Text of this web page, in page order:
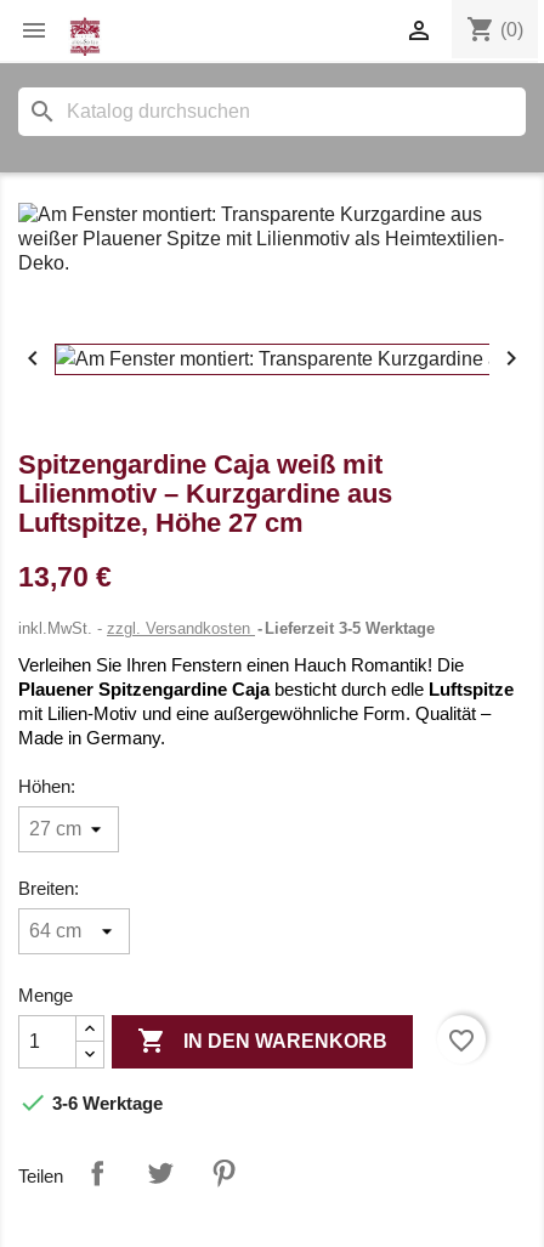
 shopping_cart (0)

search
 
Spitzengardine Caja weiß mit
Lilienmotiv – Kurzgardine aus
Luftspitze, Höhe 27 cm
13,70 €
inkl.MwSt. zzgl. Versandkosten Lieferzeit 3-5 Werktage
Verleihen Sie Ihren Fenstern einen Hauch Romantik! Die
Plauener Spitzengardine Cajabesticht durch edle Luftspitze
mit Lilien-Motiv und eine außergewöhnliche Form. Qualität –
Made in Germany.
Höhen:
Breiten:
Menge
 IN DEN WARENKORB favorite_border
 3-6 Werktage
Teilen